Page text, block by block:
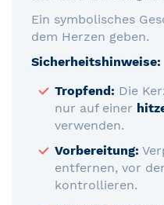
Ein symbolisches
dem Herzen geben.
Sicherheitshinweise:
Tropfend: Die
nur auf einer
verwenden.
Vorbereitung:
entfernen, vor
kontrollieren.